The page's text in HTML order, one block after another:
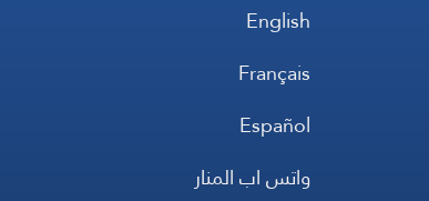
English
Français
Español
واتس اب المنار